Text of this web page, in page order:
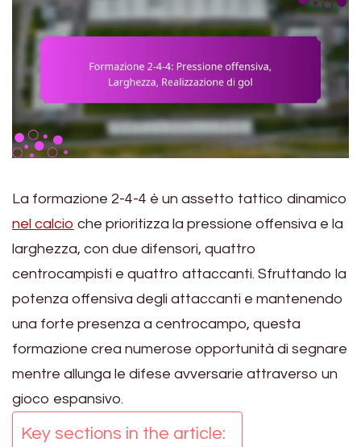
La formazione 2-4-4 è un assetto tattico dinamico
nel calcio che prioritizza la pressione offensiva e la
larghezza, con due difensori, quattro
centrocampisti e quattro attaccanti. Sfruttando la
potenza offensiva degli attaccanti e mantenendo
una forte presenza a centrocampo, questa
formazione crea numerose opportunità di segnare
mentre allunga le difese avversarie attraverso un
gioco espansivo.
Key sections in the article: